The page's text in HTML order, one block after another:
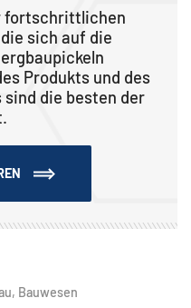
fortschrittlichen
sich auf die
Produkts und des
die besten der
Bauwesen